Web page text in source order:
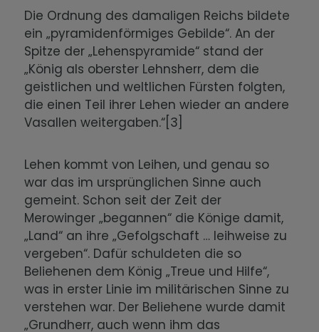
Die Ordnung des damaligen Reichs bildete
ein „pyramidenförmiges Gebilde“. An der
Spitze der „Lehenspyramide“ stand der
„König als oberster Lehnsherr, dem die
geistlichen und weltlichen Fürsten folgten,
die einen Teil ihrer Lehen wieder an andere
Vasallen weitergaben.“[3]
Lehen kommt von Leihen, und genau so
war das im ursprünglichen Sinne auch
gemeint. Schon seit der Zeit der
Merowinger „begannen“ die Könige damit,
„Land“ an ihre „Gefolgschaft … leihweise zu
vergeben“. Dafür schuldeten die so
Beliehenen dem König „Treue und Hilfe“,
was in erster Linie im militärischen Sinne zu
verstehen war. Der Beliehene wurde damit
„Grundherr, auch wenn ihm das